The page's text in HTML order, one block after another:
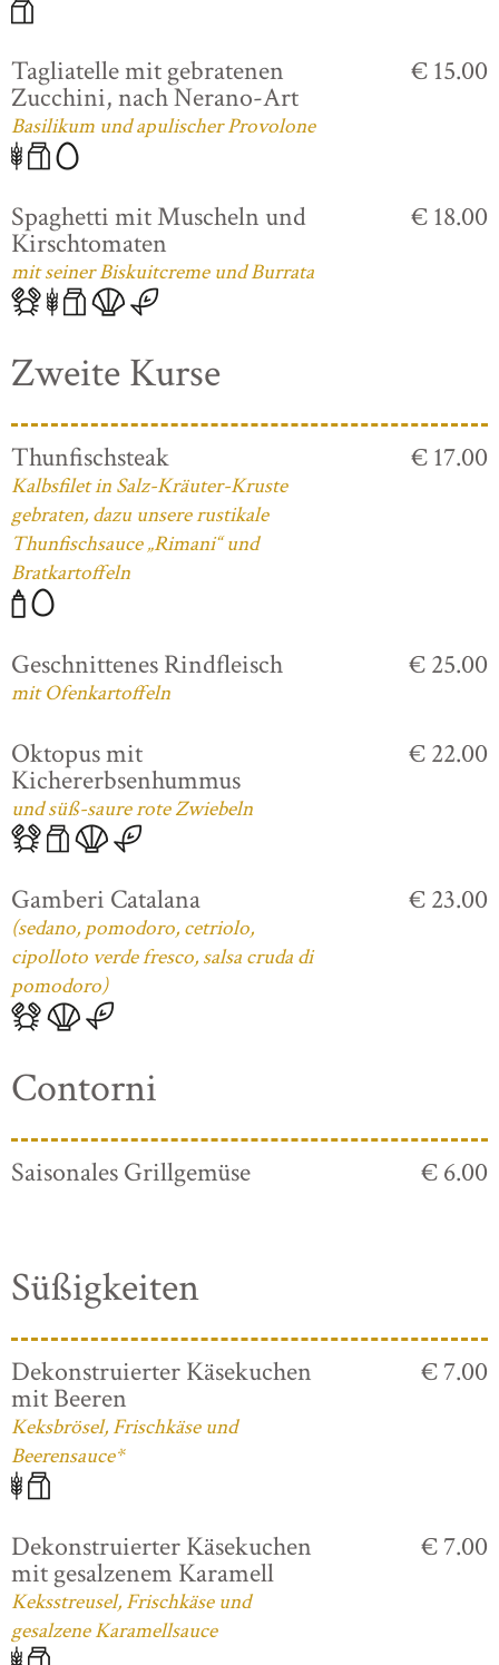
Tagliatelle mit gebratenen
Zucchini, nach Nerano-Art
Basilikum und apulischer Provolone
€ 15.00
Spaghetti mit Muscheln und
Kirschtomaten
mit seiner Biskuitcreme und Burrata
€ 18.00
Zweite Kurse
Thunfischsteak
Kalbsfilet in Salz-Kräuter-Kruste
gebraten, dazu unsere rustikale
Thunfischsauce „Rimani“ und
Bratkartoffeln
€ 17.00
Geschnittenes Rindfleisch
mit Ofenkartoffeln
€ 25.00
Oktopus mit
Kichererbsenhummus
und süß-saure rote Zwiebeln
€ 22.00
Gamberi Catalana
(sedano, pomodoro, cetriolo,
cipolloto verde fresco, salsa cruda di
pomodoro)
€ 23.00
Contorni
Saisonales Grillgemüse € 6.00
Süßigkeiten
Dekonstruierter Käsekuchen
mit Beeren
Keksbrösel, Frischkäse und
Beerensauce*
€ 7.00
Dekonstruierter Käsekuchen
mit gesalzenem Karamell
Keksstreusel, Frischkäse und
gesalzene Karamellsauce
€ 7.00